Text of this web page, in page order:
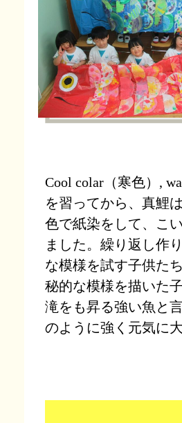
Cool colar（寒色）,
を習ってから、真鯉
色で紙染をして、こ
ました。繰り返し作
な模様を試す子供た
秘的な模様を描いた
滝をも昇る強い魚と
のように強く元気に